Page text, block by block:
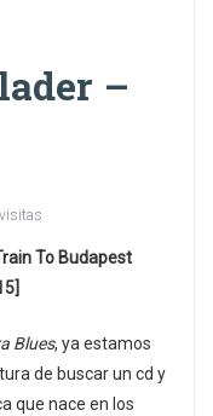
–
To Budapest
Blues, ya estamos
de buscar un cd y
que nace en los